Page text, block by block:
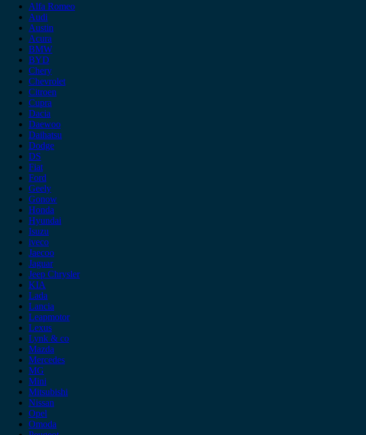
Alfa Romeo
Audi
Austin
Acura
BMW
BYD
Chery
Chevrolet
Citroen
Cupra
Dacia
Daewoo
Daihatsu
Dodge
DS
Fiat
Ford
Geely
Gonow
Honda
Hyundai
Isuzu
iveco
Jaecoo
Jaguar
Jeep Chrysler
KIA
Lada
Lancia
Leapmotor
Lexus
Lynk & co
Mazda
Mercedes
MG
Mini
Mitsubishi
Nissan
Opel
Omoda